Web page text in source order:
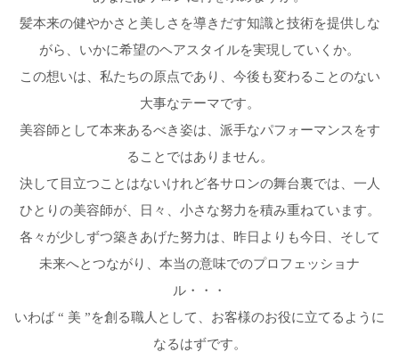
髪本来の健やかさと美しさを導きだす知識と技術を提供しな
がら、いかに希望のヘアスタイルを実現していくか。
この想いは、私たちの原点であり、今後も変わることのない
大事なテーマです。
美容師として本来あるべき姿は、派手なパフォーマンスをす
ることではありません。
決して目立つことはないけれど各サロンの舞台裏では、一人
ひとりの美容師が、日々、小さな努力を積み重ねています。
各々が少しずつ築きあげた努力は、昨日よりも今日、そして
未来へとつながり、本当の意味でのプロフェッショナ
ル・・・
いわば “ 美 ”を創る職人として、お客様のお役に立てるように
なるはずです。